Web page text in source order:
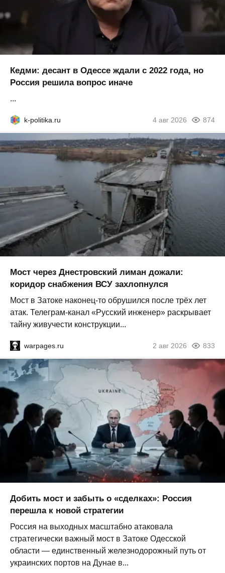
Кедми: десант в Одессе ждали с 2022 года, но
Россия решила вопрос иначе
...
k-politika.ru 4 авг 2026 874
Мост через Днестровский лиман дожали:
коридор снабжения ВСУ захлопнулся
Мост в Затоке наконец-то обрушился после трёх лет
атак. Телеграм-канал «Русский инженер» раскрывает
тайну живучести конструкции...
warpages.ru 2 авг 2026 833
Добить мост и забыть о «сделках»: Россия
перешла к новой стратегии
Россия на выходных масштабно атаковала
стратегически важный мост в Затоке Одесской
области — единственный железнодорожный путь от
украинских портов на Дунае в...